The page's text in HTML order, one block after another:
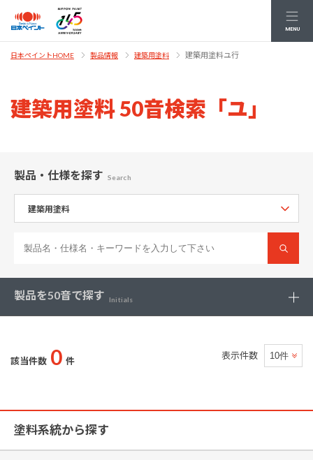
MENU
日本ペイントHOME 製品情報 建築用塗料 建築用塗料ユ行
建築用塗料 50音検索「ユ」
製品・仕様を探す Search
製品を50音で探す Initials
該当件数 0 件 表示件数
塗料系統から探す